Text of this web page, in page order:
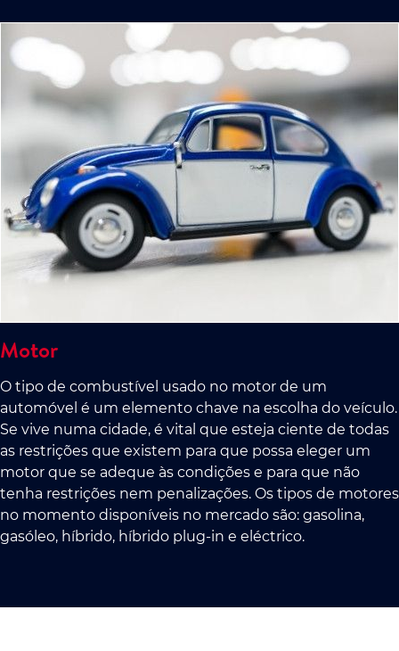
Motor
O tipo de combustível usado no motor de um
automóvel é um elemento chave na escolha do veículo.
Se vive numa cidade, é vital que esteja ciente de todas
as restrições que existem para que possa eleger um
motor que se adeque às condições e para que não
tenha restrições nem penalizações. Os tipos de motores
no momento disponíveis no mercado são: gasolina,
gasóleo, híbrido, híbrido plug-in e eléctrico.